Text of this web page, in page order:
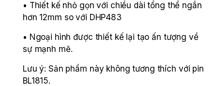
• Thiết kế nhỏ gọn với chiều dài tổng thể ngắn
hơn 12mm so với DHP483
• Ngoại hình được thiết kế lại tạo ấn tượng về
sự mạnh mẽ.
Lưuý: Sản phẩm này không tương thích với pin
BL1815.